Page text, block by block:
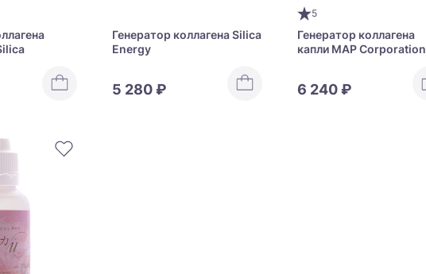
Генератор коллагена Silica
Energy
5 280 ₽
5
Генератор коллагена
капли MAP Corporation
6 240 ₽